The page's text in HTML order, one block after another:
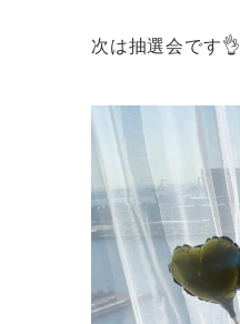
次は抽選会です👌